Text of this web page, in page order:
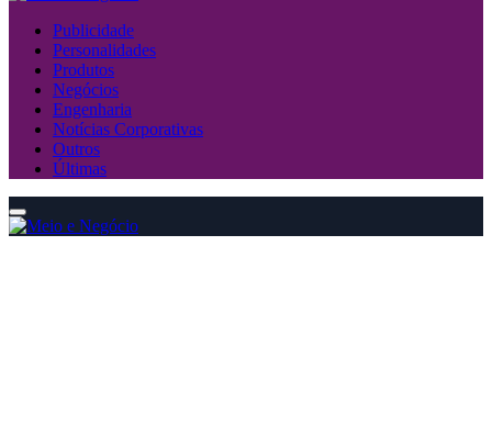
Publicidade
Personalidades
Produtos
Negócios
Engenharia
Notícias Corporativas
Outros
Últimas